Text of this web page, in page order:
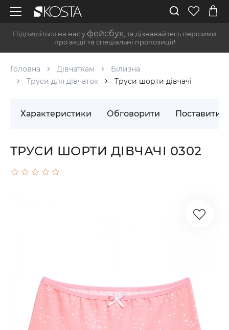
Підпишіться на нас у фейсбук , та дізнавайтесь першими
про акції та спеціальні пропозиції!
Головна Дівчаткам
Білизна
Труси для дівчаток
Труси шорти дівчачі
Характеристики Обговорити Поставити
ТРУСИ ШОРТИ ДІВЧАЧІ 0302